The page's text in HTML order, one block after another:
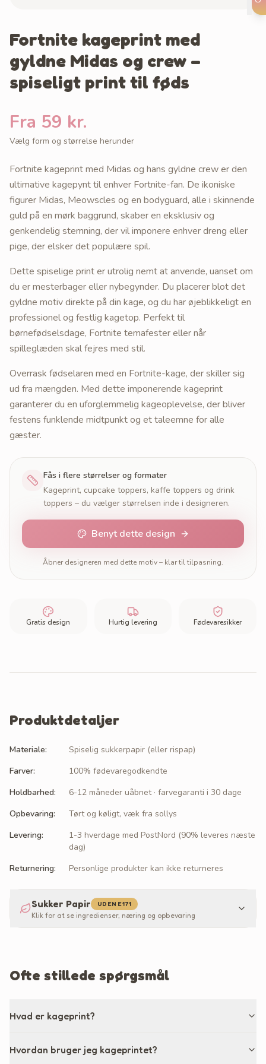
Fortnite kageprint med
gyldne Midas og crew –
spiseligt print til føds
Fra 59 kr.
Vælg form og størrelse herunder
Fortnite kageprint med Midas og hans gyldne crew er den
ultimative kagepynt til enhver Fortnite-fan. De ikoniske
figurer Midas, Meowscles og en bodyguard, alle i skinnende
guld på en mørk baggrund, skaber en eksklusiv og
genkendelig stemning, der vil imponere enhver dreng eller
pige, der elsker det populære spil.
Dette spiselige print er utrolig nemt at anvende, uanset om
du er mesterbager eller nybegynder. Du placerer blot det
gyldne motiv direkte på din kage, og du har øjeblikkeligt en
professionel og festlig kagetop. Perfekt til
børnefødselsdage, Fortnite temafester eller når
spilleglæden skal fejres med stil.
Overrask fødselaren med en Fortnite-kage, der skiller sig
ud fra mængden. Med dette imponerende kageprint
garanterer du en uforglemmelig kageoplevelse, der bliver
festens funklende midtpunkt og et taleemne for alle
gæster.
Fås i flere størrelser og formater
Kageprint, cupcake toppers, kaffe toppers og drink
toppers – du vælger størrelsen inde i designeren.
Benyt dette design
Åbner designeren med dette motiv – klar til tilpasning.
Gratis design Hurtig levering Fødevaresikker
Produktdetaljer
Materiale:
Spiselig sukkerpapir (eller rispap)
Farver:
100% fødevaregodkendte
Holdbarhed:
6-12 måneder uåbnet · farvegaranti i 30 dage
Opbevaring:
Tørt og køligt, væk fra sollys
Levering:
1-3 hverdage med PostNord (90% leveres næste
dag)
Returnering: Personlige produkter kan ikke returneres
Sukker Papir UDEN E171
Klik for at se ingredienser, næring og opbevaring
Ofte stillede spørgsmål
Hvad er kageprint?
Hvordan bruger jeg kageprintet?